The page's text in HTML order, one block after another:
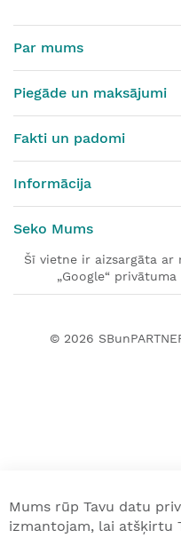
Par mums
Piegāde un maksājumi
Fakti un padomi
Informācija
Seko Mums
Šī vietne ir aizsargāta ar
„Google“
© 2026
Mums rūp Tavu datu
izmantojam, lai atšķirtu